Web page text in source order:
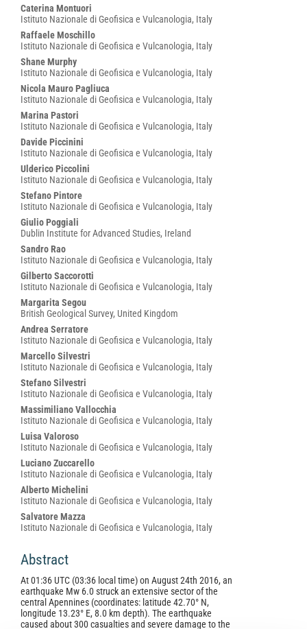
Caterina Montuori
Istituto Nazionale di Geofisica e Vulcanologia, Italy
Raffaele Moschillo
Istituto Nazionale di Geofisica e Vulcanologia, Italy
Shane Murphy
Istituto Nazionale di Geofisica e Vulcanologia, Italy
Nicola Mauro Pagliuca
Istituto Nazionale di Geofisica e Vulcanologia, Italy
Marina Pastori
Istituto Nazionale di Geofisica e Vulcanologia, Italy
Davide Piccinini
Istituto Nazionale di Geofisica e Vulcanologia, Italy
Ulderico Piccolini
Istituto Nazionale di Geofisica e Vulcanologia, Italy
Stefano Pintore
Istituto Nazionale di Geofisica e Vulcanologia, Italy
Giulio Poggiali
Dublin Institute for Advanced Studies, Ireland
Sandro Rao
Istituto Nazionale di Geofisica e Vulcanologia, Italy
Gilberto Saccorotti
Istituto Nazionale di Geofisica e Vulcanologia, Italy
Margarita Segou
British Geological Survey, United Kingdom
Andrea Serratore
Istituto Nazionale di Geofisica e Vulcanologia, Italy
Marcello Silvestri
Istituto Nazionale di Geofisica e Vulcanologia, Italy
Stefano Silvestri
Istituto Nazionale di Geofisica e Vulcanologia, Italy
Massimiliano Vallocchia
Istituto Nazionale di Geofisica e Vulcanologia, Italy
Luisa Valoroso
Istituto Nazionale di Geofisica e Vulcanologia, Italy
Luciano Zuccarello
Istituto Nazionale di Geofisica e Vulcanologia, Italy
Alberto Michelini
Istituto Nazionale di Geofisica e Vulcanologia, Italy
Salvatore Mazza
Istituto Nazionale di Geofisica e Vulcanologia, Italy
Abstract
At 01:36 UTC (03:36 local time) on August 24th 2016, an
earthquake Mw 6.0 struck an extensive sector of the
central Apennines (coordinates: latitude 42.70° N,
longitude 13.23° E, 8.0 km depth). The earthquake
caused about 300 casualties and severe damage to the